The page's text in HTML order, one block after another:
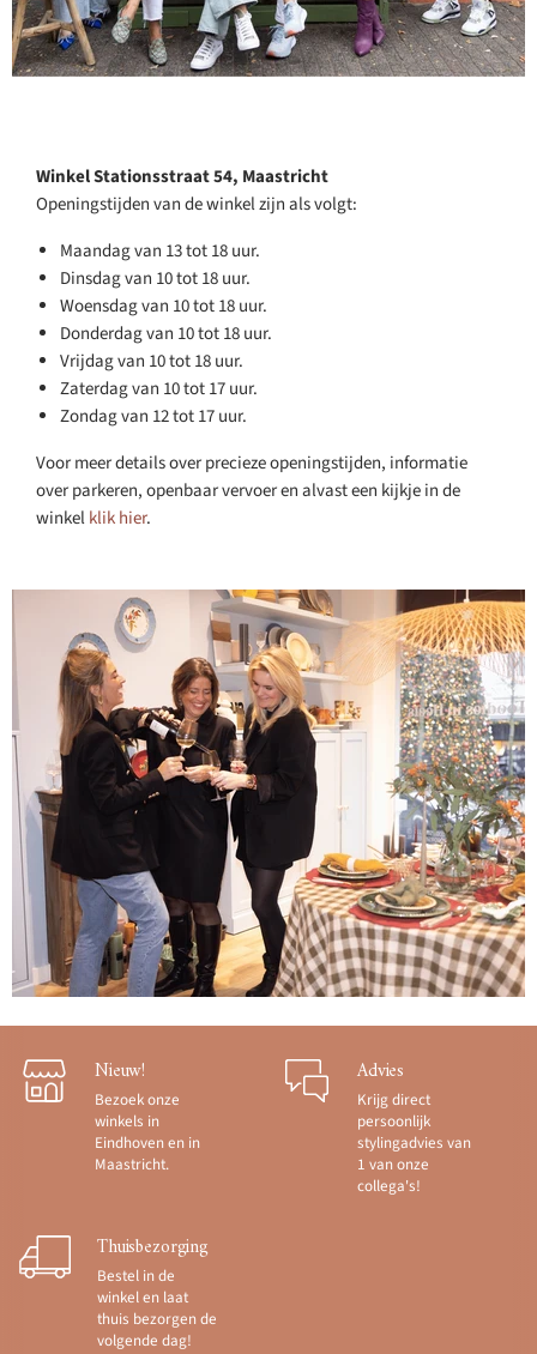
Winkel Stationsstraat 54, Maastricht
Openingstijden van de winkel zijn als volgt:
Maandag van 13 tot 18 uur.
Dinsdag van 10 tot 18 uur.
Woensdag van 10 tot 18 uur.
Donderdag van 10 tot 18 uur.
Vrijdag van 10 tot 18 uur.
Zaterdag van 10 tot 17 uur.
Zondag van 12 tot 17 uur.
Voor meer details over precieze openingstijden, informatie
over parkeren, openbaar vervoer en alvast een kijkje in de
winkelklik hier.
Nieuw!
Bezoek onze
winkels in
Eindhoven en in
Maastricht.
Advies
Krijg direct
persoonlijk
stylingadvies van
1 van onze
collega's!
Thuisbezorging
Bestel in de
winkel en laat
thuis bezorgen de
volgende dag!